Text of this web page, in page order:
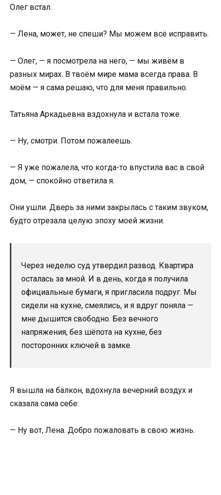
Олег встал.
— Лена, может, не спеши? Мы можем всё исправить.
— Олег, — я посмотрела на него, — мы живём в
разных мирах. В твоём мире мама всегда права. В
моём — я сама решаю, что для меня правильно.
Татьяна Аркадьевна вздохнула и встала тоже.
— Ну, смотри. Потом пожалеешь.
— Я уже пожалела, что когда-то впустила вас в свой
дом, — спокойно ответила я.
Они ушли. Дверь за ними закрылась с таким звуком,
будто отрезала целую эпоху моей жизни.
Через неделю суд утвердил развод. Квартира
осталась за мной. И в день, когда я получила
официальные бумаги, я пригласила подруг. Мы
сидели на кухне, смеялись, и я вдруг поняла —
мне дышится свободно. Без вечного
напряжения, без шёпота на кухне, без
посторонних ключей в замке.
Я вышла на балкон, вдохнула вечерний воздух и
сказала сама себе:
— Ну вот, Лена. Добро пожаловать в свою жизнь.